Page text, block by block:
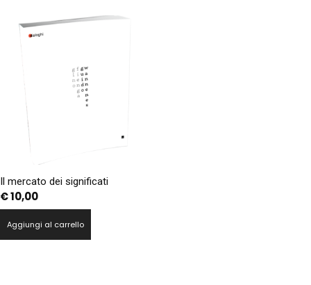
Il mercato dei significati
€10,00
Aggiungi al carrello